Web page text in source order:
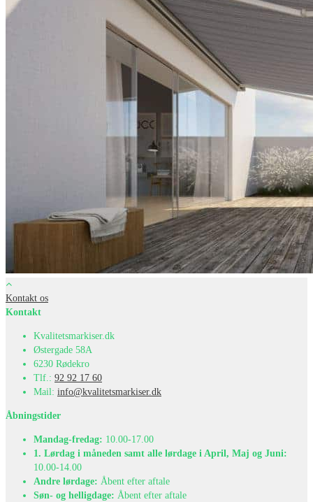
Kontakt os
Kontakt
Kvalitetsmarkiser.dk
Østergade 58A
6230 Rødekro
Tlf.: 92 92 17 60
Mail: info@kvalitetsmarkiser.dk
Åbningstider
Mandag-fredag: 10.00-17.00
1. Lørdag i måneden samt alle lørdage i April, Maj og Juni:
10.00-14.00
Andre lørdage: Åbent efter aftale
Søn- og helligdage: Åbent efter aftale